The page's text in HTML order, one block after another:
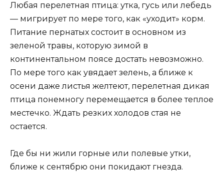
Любая перелетная птица: утка, гусь или лебедь
— мигрирует по мере того, как «уходит» корм.
Питание пернатых состоит в основном из
зеленой травы, которую зимой в
континентальном поясе достать невозможно.
По мере того как увядает зелень, а ближе к
осени даже листья желтеют, перелетная дикая
птица понемногу перемещается в более теплое
местечко. Ждать резких холодов стая не
остается.
Где бы ни жили горные или полевые утки,
ближе к сентябрю они покидают гнезда.